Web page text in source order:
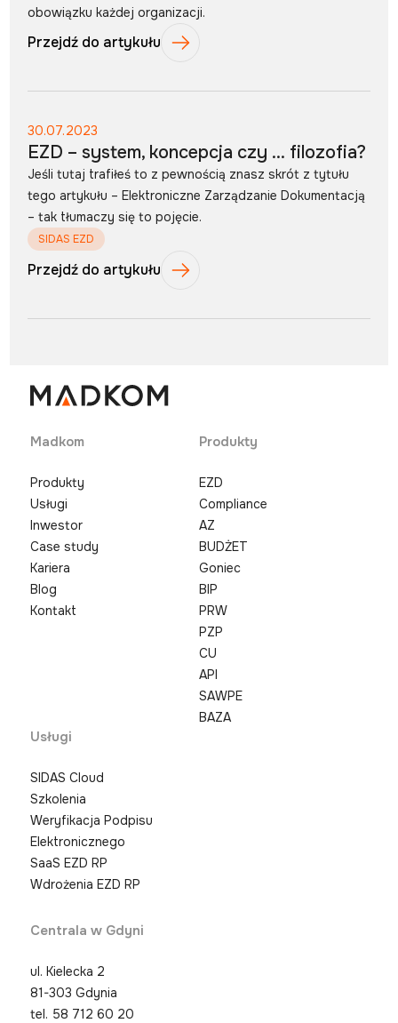
obowiązku każdej organizacji.
Przejdź do artykułu
30.07.2023
EZD – system, koncepcja czy … filozofia?
Jeśli tutaj trafiłeś to z pewnością znasz skrót z tytułu
tego artykułu – Elektroniczne Zarządzanie Dokumentacją
– tak tłumaczy się to pojęcie.
SIDAS EZD
Przejdź do artykułu
Madkom
Produkty
Usługi
Inwestor
Case study
Kariera
Blog
Kontakt
Produkty
EZD
Compliance
AZ
BUDŻET
Goniec
BIP
PRW
PZP
CU
API
SAWPE
BAZA
Usługi
SIDAS Cloud
Szkolenia
Weryfikacja Podpisu
Elektronicznego
SaaS EZD RP
Wdrożenia EZD RP
Centrala w Gdyni
ul. Kielecka 2
81-303 Gdynia
tel. 58 712 60 20